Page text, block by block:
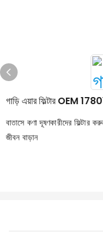
গাড়ি এয়ার ফিল্টার OEM
বাতাসে কণা দূষণকারীদের ফিল্টার
জীবন বাড়ান